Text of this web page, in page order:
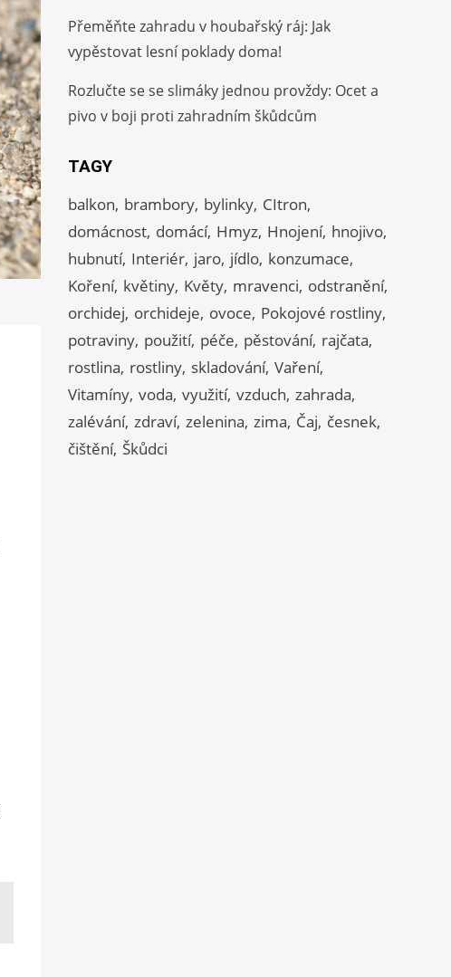
Přeměňte zahradu v houbařský ráj: Jak
vypěstovat lesní poklady doma!
Rozlučte se se slimáky jednou provždy: Ocet a
pivo v boji proti zahradním škůdcům
TAGY
balkon brambory bylinky CItron
domácnost domácí Hmyz Hnojení hnojivo
hubnutí Interiér jaro jídlo konzumace
Koření květiny Květy mravenci odstranění
orchidej orchideje ovoce Pokojové rostliny
potraviny použití péče pěstování rajčata
rostlina rostliny skladování Vaření
Vitamíny voda využití vzduch zahrada
zalévání zdraví zelenina zima Čaj česnek
čištění Škůdci